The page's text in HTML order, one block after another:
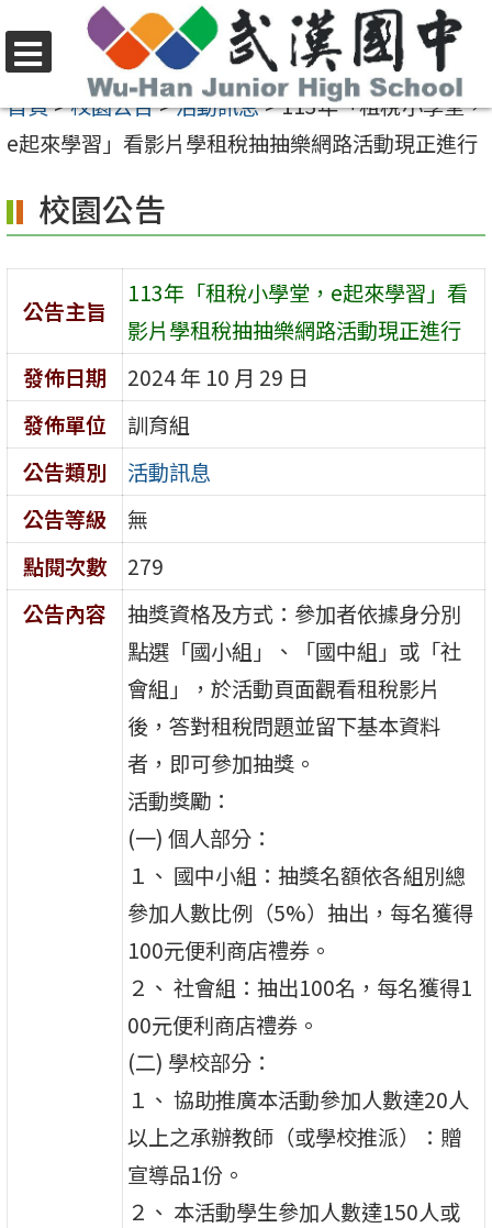
至
容
區
選
單
首頁>校園公告>活動訊息>113年「租稅小學堂，
e起來學習」看影片學租稅抽抽樂網路活動現正進行
校園公告
公告主旨
113年「租稅小學堂，e起來學習」看
影片學租稅抽抽樂網路活動現正進行
發佈日期
2024 年 10 月 29 日
發佈單位
訓育組
公告類別
活動訊息
公告等級
無
點閱次數
279
公告內容
抽獎資格及方式：參加者依據身分別
點選「國小組」、「國中組」或「社
會組」，於活動頁面觀看租稅影片
後，答對租稅問題並留下基本資料
者，即可參加抽獎。
活動獎勵：
(一) 個人部分：
１、 國中小組：抽獎名額依各組別總
參加人數比例（5%）抽出，每名獲得
100元便利商店禮券。
２、 社會組：抽出100名，每名獲得1
00元便利商店禮券。
(二) 學校部分：
１、 協助推廣本活動參加人數達20人
以上之承辦教師（或學校推派）：贈
宣導品1份。
２、 本活動學生參加人數達150人或